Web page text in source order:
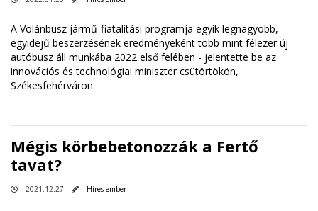
A Volánbusz jármű-fiatalítási programja egyik legnagyobb,
egyidejű beszerzésének eredményeként több mint félezer új
autóbusz áll munkába 2022 első felében - jelentette be az
innovációs és technológiai miniszter csütörtökön,
Székesfehérváron.
Mégis körbebetonozzák a Fertő
tavat?
2021.12.27 Híres ember